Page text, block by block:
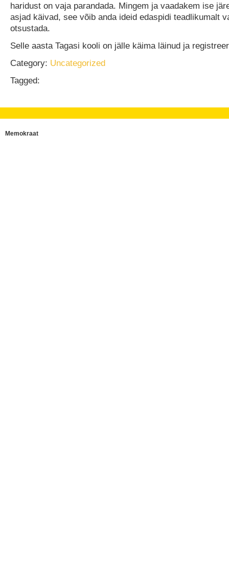
haridust on vaja parandada. Mingem ja vaadakem ise
asjad käivad, see võib anda ideid edaspidi teadlikumalt
otsustada.
Selle aasta Tagasi kooli on jälle käima läinud ja
Category: Uncategorized
Tagged:
Memokraat